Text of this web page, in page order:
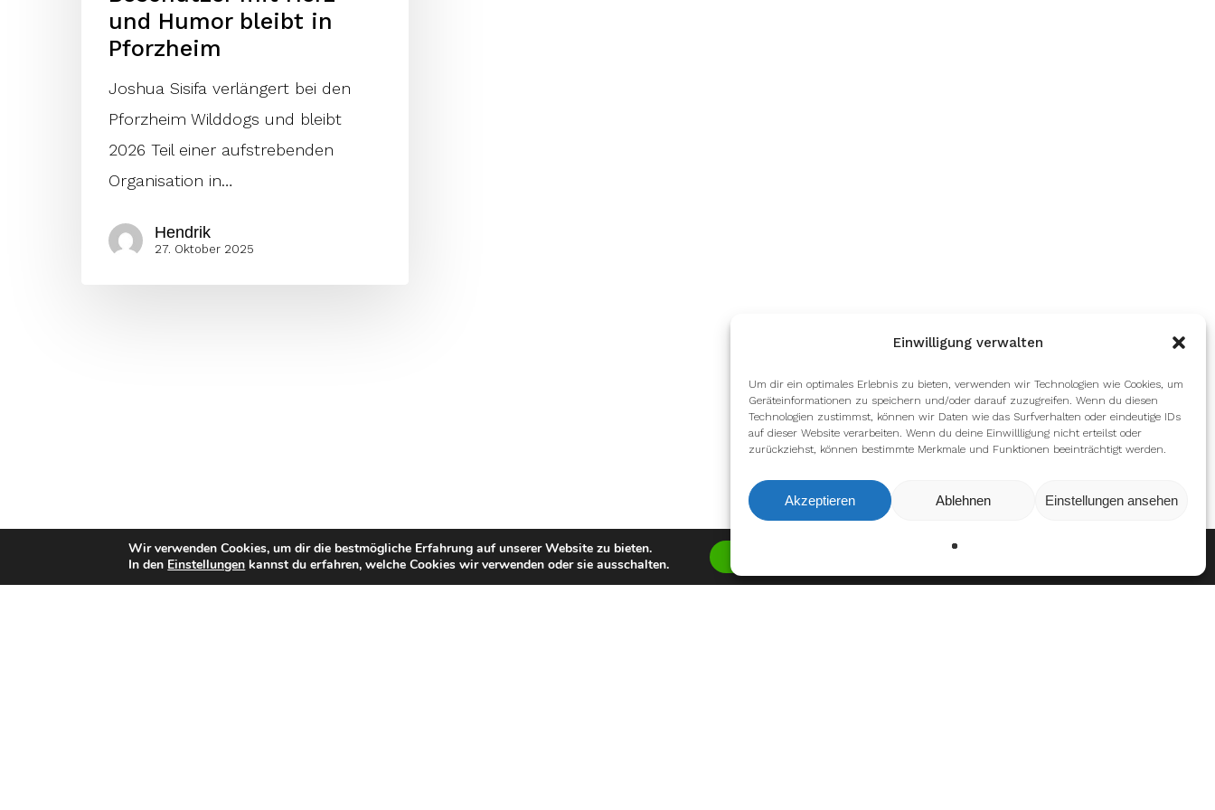
Einwilligung verwalten
Um dir ein optimales Erlebnis zu bieten, verwenden wir Technologien wie Cookies, um
Geräteinformationen zu speichern und/oder darauf zuzugreifen. Wenn du diesen
Technologien zustimmst, können wir Daten wie das Surfverhalten oder eindeutige IDs
auf dieser Website verarbeiten. Wenn du deine Einwillligung nicht erteilst oder
zurückziehst, können bestimmte Merkmale und Funktionen beeinträchtigt werden.
Akzeptieren Ablehnen Einstellungen ansehen
und Humor bleibt in
Pforzheim
Joshua Sisifa verlängert bei den
Pforzheim Wilddogs und bleibt
2026 Teil einer aufstrebenden
Organisation in…
Hendrik
27. Oktober 2025
Wir verwenden Cookies, um dir die bestmögliche Erfahrung auf unserer Website zu bieten.
In den Einstellungen kannst du erfahren, welche Cookies wir verwenden oder sie ausschalten.